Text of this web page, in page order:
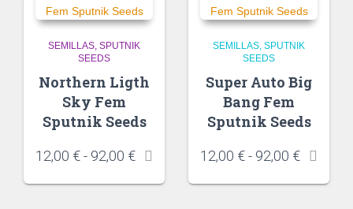
SEMILLAS SPUTNIK
SEEDS
Northern Ligth
Sky Fem
Sputnik Seeds
12,00 €- 92,00 €
SEMILLAS SPUTNIK
SEEDS
Super Auto Big
Bang Fem
Sputnik Seeds
12,00 €- 92,00 €